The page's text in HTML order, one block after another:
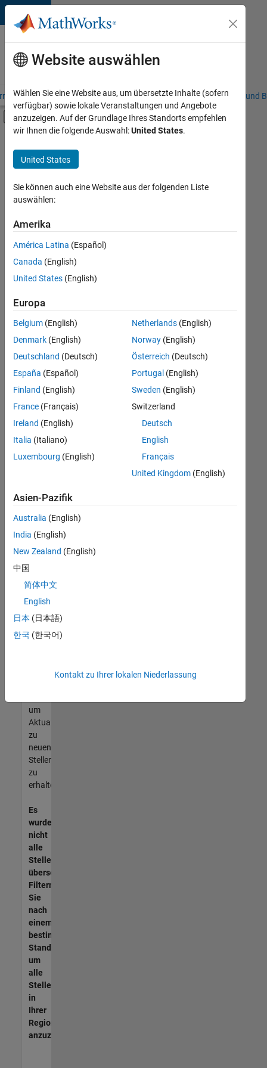
Weiter zum Inhalt
Karriere
bei
MathWorks
– Übersicht Stellensuche Niederlassungen Studierende und
Umschaltung für Off-Canvas-
Hauptinhalt
Information Technology
Commercial Sales
Customer Support
Education Sales
Sales Operations
Marketing Communications
Marketing Services
Business Model Team
Büro- und Verwaltungsdienste
+9
Derzeit
es
keine
offenen
Stellen,
Ihren
Suchkriterien
entsprechen.
können
die
Suchkriterien
weiter
fassen
oder
alle
Stellenangebote
anzeigen .
noch
keine
offenen
Stellen
können,
die
Ihren
entsprechen,
werden
unseres
um
Aktualisierungen
zu
neuen
Stellenangeboten
zu
erhalten.
Es
wurden
nicht
alle
Stellen
übersetzt.
Filtern
Sie
nach
einem
bestimmten
Standort,
um
alle
Stellenangebote
in
Ihrer
Region
anzuzeigen.
Website auswählen
Wählen Sie eine Website aus, um übersetzte Inhalte (sofern
verfügbar) sowie lokale Veranstaltungen und Angebote
anzuzeigen. Auf der Grundlage Ihres Standorts empfehlen
wir Ihnen die folgende Auswahl:United States.
United States
Sie können auch eine Website aus der folgenden Liste
auswählen:
Amerika
América Latina (Español)
Canada (English)
United States (English)
Europa
Belgium (English)
Denmark (English)
Deutschland (Deutsch)
España (Español)
Finland (English)
France (Français)
Ireland (English)
Italia (Italiano)
Luxembourg (English)
Netherlands(English)
Norway(English)
Österreich (Deutsch)
Portugal (English)
Sweden (English)
Switzerland
Deutsch
English
Français
United Kingdom(English)
Asien-Pazifik
Australia (English)
India (English)
New Zealand (English)
中国
简体中文
English
日本 (日本語)
한국 (한국어)
Kontakt zu Ihrer lokalen Niederlassung